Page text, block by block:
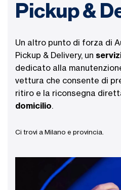
Pickup &
Un altro punto di forza di
Pickup & Delivery, un
dedicato alla
vettura che consente di
ritiro e la riconsegna
domicilio.
Ci trovi a Milano e provincia.